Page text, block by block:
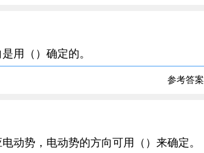
用（）确定的。
参考答案
动势，电动势的方向可用（）来确定。